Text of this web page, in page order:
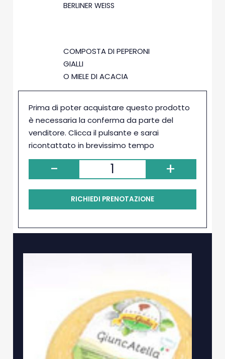
BERLINER WEISS
COMPOSTA DI PEPERONI
GIALLI
O MIELE DI ACACIA
Prima di poter acquistare questo prodotto
è necessaria la conferma da parte del
venditore. Clicca il pulsante e sarai
ricontattato in brevissimo tempo
- +
RICHIEDI PRENOTAZIONE